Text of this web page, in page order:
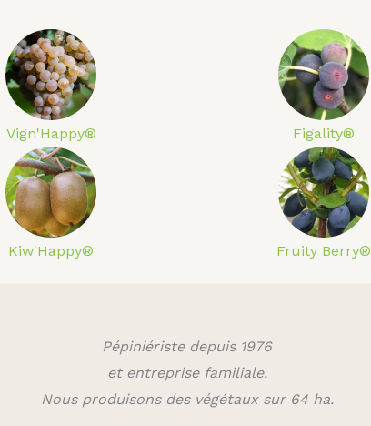
Vign'Happy®
Kiw'Happy®
Figality®
Fruity Berry®
Pépiniériste depuis 1976
et entreprise familiale.
Nous produisons des végétaux sur 64 ha.